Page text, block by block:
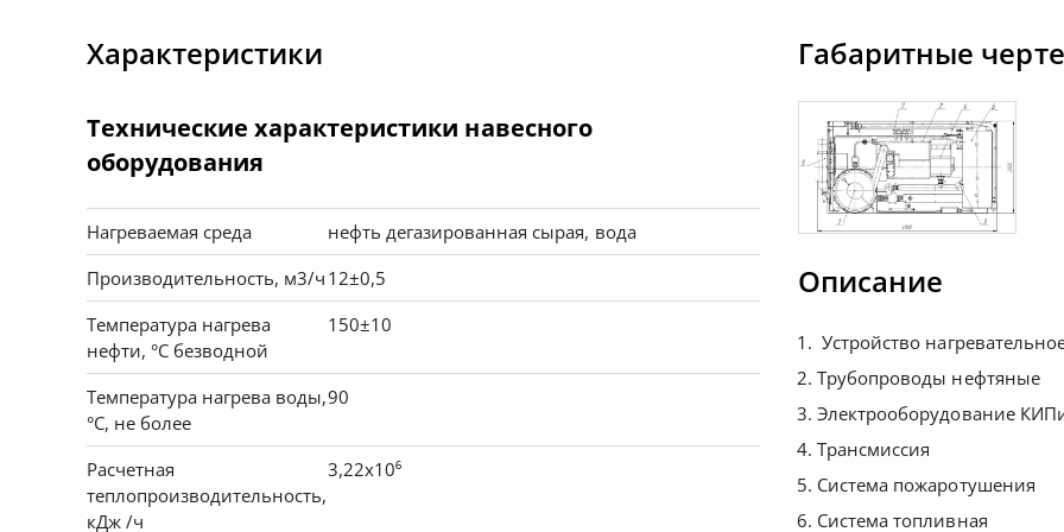
Характеристики
Технические характеристики навесного
оборудования
Нагреваемая среда
нефть дегазированная сырая, вода
Производительность, м3/ч 12±0,5
Температура нагрева
нефти, °С безводной
150±10
Температура нагрева воды,
°С, не более
90
Расчетная
теплопроизводительность,
кДж /ч
3,22х10⁶
Габаритные
Описание
Устройство
Трубопроводы нефтяные
Электрооборудование
Трансмиссия
Система пожаротушения
Система топливная